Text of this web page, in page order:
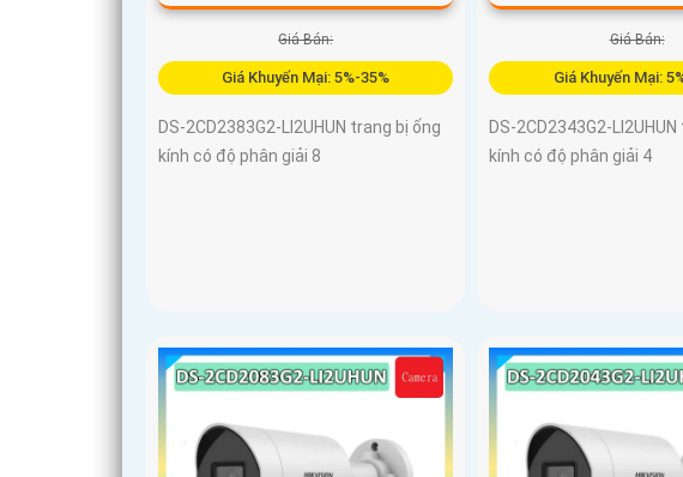
Giá Bán:
Giá Khuyến Mại: 5%-35%
DS-2CD2383G2-LI2UHUN trang bị ống
kính có độ phân giải 8
Giá Bán:
Giá Khuyến Mại:
DS-2CD2343G2-
kính có độ phân giải 4